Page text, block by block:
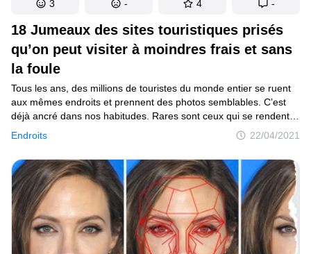
18 Jumeaux des sites touristiques prisés
qu’on peut visiter à moindres frais et sans
la foule
Endroits 22/04/2021
Tous les ans, des millions de touristes du monde entier se ruent
aux mêmes endroits et prennent des photos semblables. C’est
déjà ancré dans nos habitudes. Rares sont ceux qui se rendent
compte que les sites touristiques les plus populaires sont, non
seulement bondés de visiteurs, mais engendrent des frais non
négligeables.
3 - 4 -